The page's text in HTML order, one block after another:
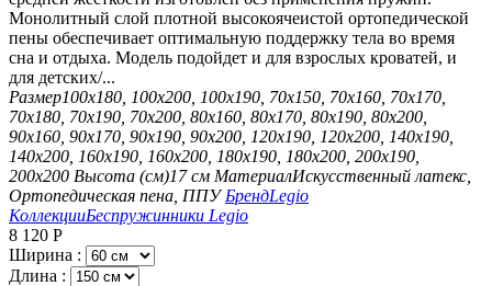
Монолитный слой плотной высокоячеистой ортопедической
пены обеспечивает оптимальную поддержку тела во время
сна и отдыха. Модель подойдет и для взрослых кроватей, и
для детских/...
Размер100х180, 100х200, 100х190, 70х150, 70х160, 70х170,
70х180, 70х190, 70х200, 80х160, 80х170, 80х190, 80х200,
90х160, 90х170, 90х190, 90х200, 120х190, 120х200, 140х190,
140х200, 160х190, 160х200, 180х190, 180х200, 200х190,
200х200 Высота (см)17 см МатериалИскусственный латекс,
Ортопедическая пена, ППУ БрендLegio
КоллекцииБеспружинники Legio
8 120 Р
Ширина :
Длина :